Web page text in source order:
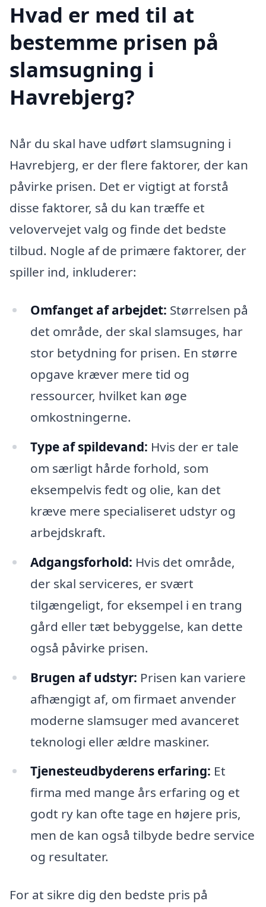
Hvad er med til at
bestemme prisen på
slamsugning i
Havrebjerg?
Når du skal have udført slamsugning i
Havrebjerg, er der flere faktorer, der kan
påvirke prisen. Det er vigtigt at forstå
disse faktorer, så du kan træffe et
velovervejet valg og finde det bedste
tilbud. Nogle af de primære faktorer, der
spiller ind, inkluderer:
Omfanget af arbejdet: Størrelsen på
det område, der skal slamsuges, har
stor betydning for prisen. En større
opgave kræver mere tid og
ressourcer, hvilket kan øge
omkostningerne.
Type af spildevand: Hvis der er tale
om særligt hårde forhold, som
eksempelvis fedt og olie, kan det
kræve mere specialiseret udstyr og
arbejdskraft.
Adgangsforhold: Hvis det område,
der skal serviceres, er svært
tilgængeligt, for eksempel i en trang
gård eller tæt bebyggelse, kan dette
også påvirke prisen.
Brugen af udstyr: Prisen kan variere
afhængigt af, om firmaet anvender
moderne slamsuger med avanceret
teknologi eller ældre maskiner.
Tjenesteudbyderens erfaring: Et
firma med mange års erfaring og et
godt ry kan ofte tage en højere pris,
men de kan også tilbyde bedre service
og resultater.
For at sikre dig den bedste pris på